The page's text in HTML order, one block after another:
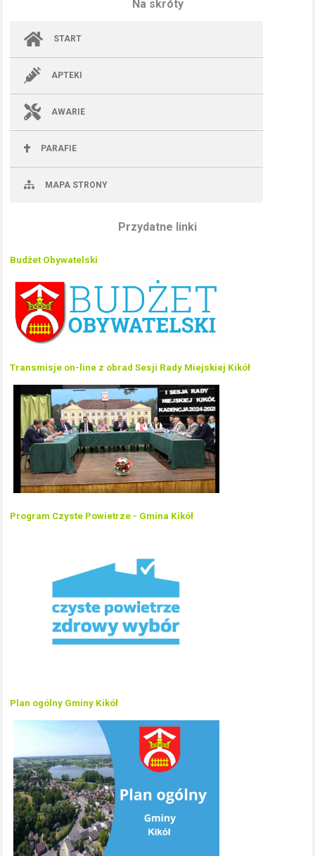
Na skróty
START
APTEKI
AWARIE
PARAFIE
MAPA STRONY
Przydatne linki
Budżet Obywatelski
Transmisje on-line z obrad Sesji Rady Miejskiej Kikół
Program Czyste Powietrze - Gmina Kikół
Plan ogólny Gminy Kikół